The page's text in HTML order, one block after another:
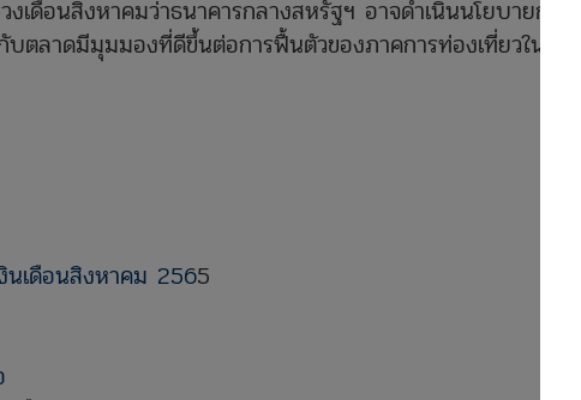
ดือนสิงหาคมว่าธนาคารกลางสหรัฐฯ อาจดำเนินนโยบายการ
ตลาดมีมุมมองที่ดีขึ้นต่อการฟื้นตัวของภาคการท่องเที่ยวในไทย
นเดือนสิงหาคม 2565